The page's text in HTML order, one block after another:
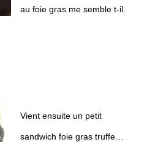
au foie gras me semble t-il.
Vient ensuite un petit
sandwich foie gras truffe…